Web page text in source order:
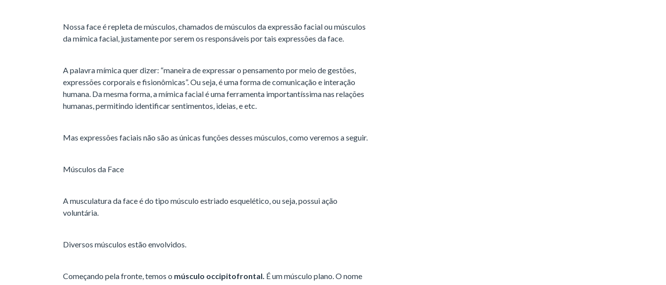
Nossa face é repleta de músculos, chamados de músculos da expressão facial ou músculos
da mímica facial, justamente por serem os responsáveis por tais expressões da face.
A palavra mímica quer dizer: “maneira de expressar o pensamento por meio de gestões,
expressões corporais e fisionômicas”. Ou seja, é uma forma de comunicação e interação
humana. Da mesma forma, a mímica facial é uma ferramenta importantíssima nas relações
humanas, permitindo identificar sentimentos, ideias, e etc.
Mas expressões faciais não são as únicas funções desses músculos, como veremos a seguir.
Músculos da Face
A musculatura da face é do tipo músculo estriado esquelético, ou seja, possui ação
voluntária.
Diversos músculos estão envolvidos.
Começando pela fronte, temos o músculo occipitofrontal. É um músculo plano. O nome